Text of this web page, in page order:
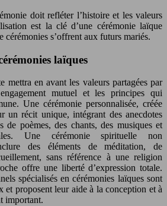
doit refléter l’histoire et les valeurs
est la clé d’une cérémonie laïque
cérémonies s’offrent aux futurs mariés.
laïques
mettra en avant les valeurs partagées par
mutuel et les principes qui
Une cérémonie personnalisée, créée
un récit unique, intégrant des anecdotes
de poèmes, des chants, des musiques et
Une cérémonie spirituelle non
des éléments de méditation, de
sans référence à une religion
offre une liberté d’expression totale.
spécialisés en cérémonies laïques sont
et proposent leur aide à la conception et à
important.